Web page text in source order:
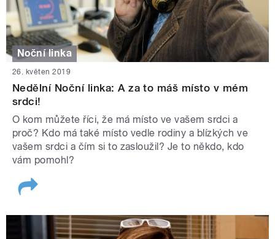
Noční linka
26. květen 2019
Nedělní Noční linka: A za to máš místo v mém
srdci!
O kom můžete říci, že má místo ve vašem srdci a
proč? Kdo má také místo vedle rodiny a blízkých ve
vašem srdci a čím si to zasloužil? Je to někdo, kdo
vám pomohl?